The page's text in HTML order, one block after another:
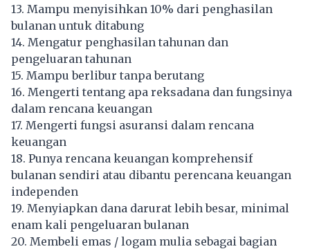
13. Mampu menyisihkan 10% dari penghasilan
bulanan untuk ditabung
14. Mengatur penghasilan tahunan dan
pengeluaran tahunan
15. Mampu berlibur tanpa berutang
16. Mengerti tentang apa reksadana dan fungsinya
dalam rencana keuangan
17. Mengerti fungsi asuransi dalam rencana
keuangan
18. Punya rencana keuangan komprehensif
bulanan sendiri atau dibantu perencana keuangan
independen
19. Menyiapkan dana darurat lebih besar, minimal
enam kali pengeluaran bulanan
20. Membeli emas / logam mulia sebagai bagian